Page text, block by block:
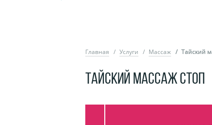
Главная Услуги Массаж Тайский
ТАЙСКИЙ МАССАЖ СТОП